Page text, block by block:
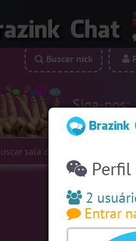
Siga-nos:
Buscar nick
Perfil
2
Entrar